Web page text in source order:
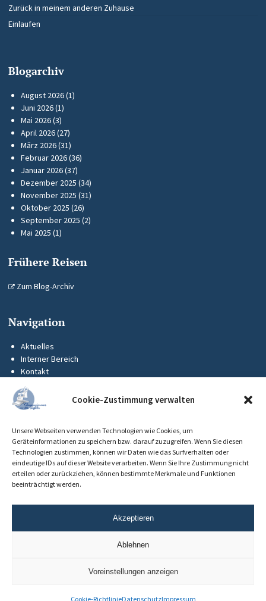
Cookie-Zustimmung verwalten
Unsere Webseiten verwenden Technologien wie Cookies, um
Geräteinformationen zu speichern bzw. darauf zuzugreifen. Wenn Sie diesen
Technologien zustimmen, können wir Daten wie das Surfverhalten oder
eindeutige IDs auf dieser Website verarbeiten. Wenn Sie Ihre Zustimmung nicht
erteilen oder zurückziehen, können bestimmte Merkmale und Funktionen
beeinträchtigt werden.
Akzeptieren
Ablehnen
Voreinstellungen anzeigen
Cookie-RichtlinieDatenschutzImpressum
Zurück in meinem anderen Zuhause
Einlaufen
Blogarchiv
August 2026(1)
Juni 2026(1)
Mai 2026(3)
April 2026(27)
März 2026(31)
Februar 2026(36)
Januar 2026(37)
Dezember 2025 (34)
November 2025 (31)
Oktober 2025 (26)
September 2025 (2)
Mai 2025 (1)
Frühere Reisen
Zum Blog-Archiv
Navigation
Aktuelles
Interner Bereich
Kontakt
Impressum
Datenschutz
Cookie-Richtlinie (EU)